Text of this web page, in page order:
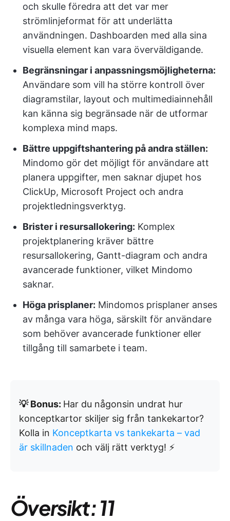
och skulle föredra att det var mer
strömlinjeformat för att underlätta
användningen. Dashboarden med alla sina
visuella element kan vara överväldigande.
Begränsningar i anpassningsmöjligheterna:
Användare som vill ha större kontroll över
diagramstilar, layout och multimediainnehåll
kan känna sig begränsade när de utformar
komplexa mind maps.
Bättre uppgiftshantering på andra ställen:
Mindomo gör det möjligt för användare att
planera uppgifter, men saknar djupet hos
ClickUp, Microsoft Project och andra
projektledningsverktyg.
Brister i resursallokering: Komplex
projektplanering kräver bättre
resursallokering, Gantt-diagram och andra
avancerade funktioner, vilket Mindomo
saknar.
Höga prisplaner: Mindomos prisplaner anses
av många vara höga, särskilt för användare
som behöver avancerade funktioner eller
tillgång till samarbete i team.
💡 Bonus: Har du någonsin undrat hur
konceptkartor skiljer sig från tankekartor?
Kolla in Konceptkarta vs tankekarta – vad
är skillnaden och välj rätt verktyg! ⚡
Översikt: 11